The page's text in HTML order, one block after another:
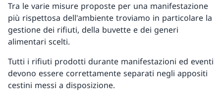
Tra le varie misure proposte per una manifestazione
più rispettosa dell'ambiente troviamo in particolare la
gestione dei rifiuti, della buvette e dei generi
alimentari scelti.
Tutti i rifiuti prodotti durante manifestazioni ed eventi
devono essere correttamente separati negli appositi
cestini messi a disposizione.